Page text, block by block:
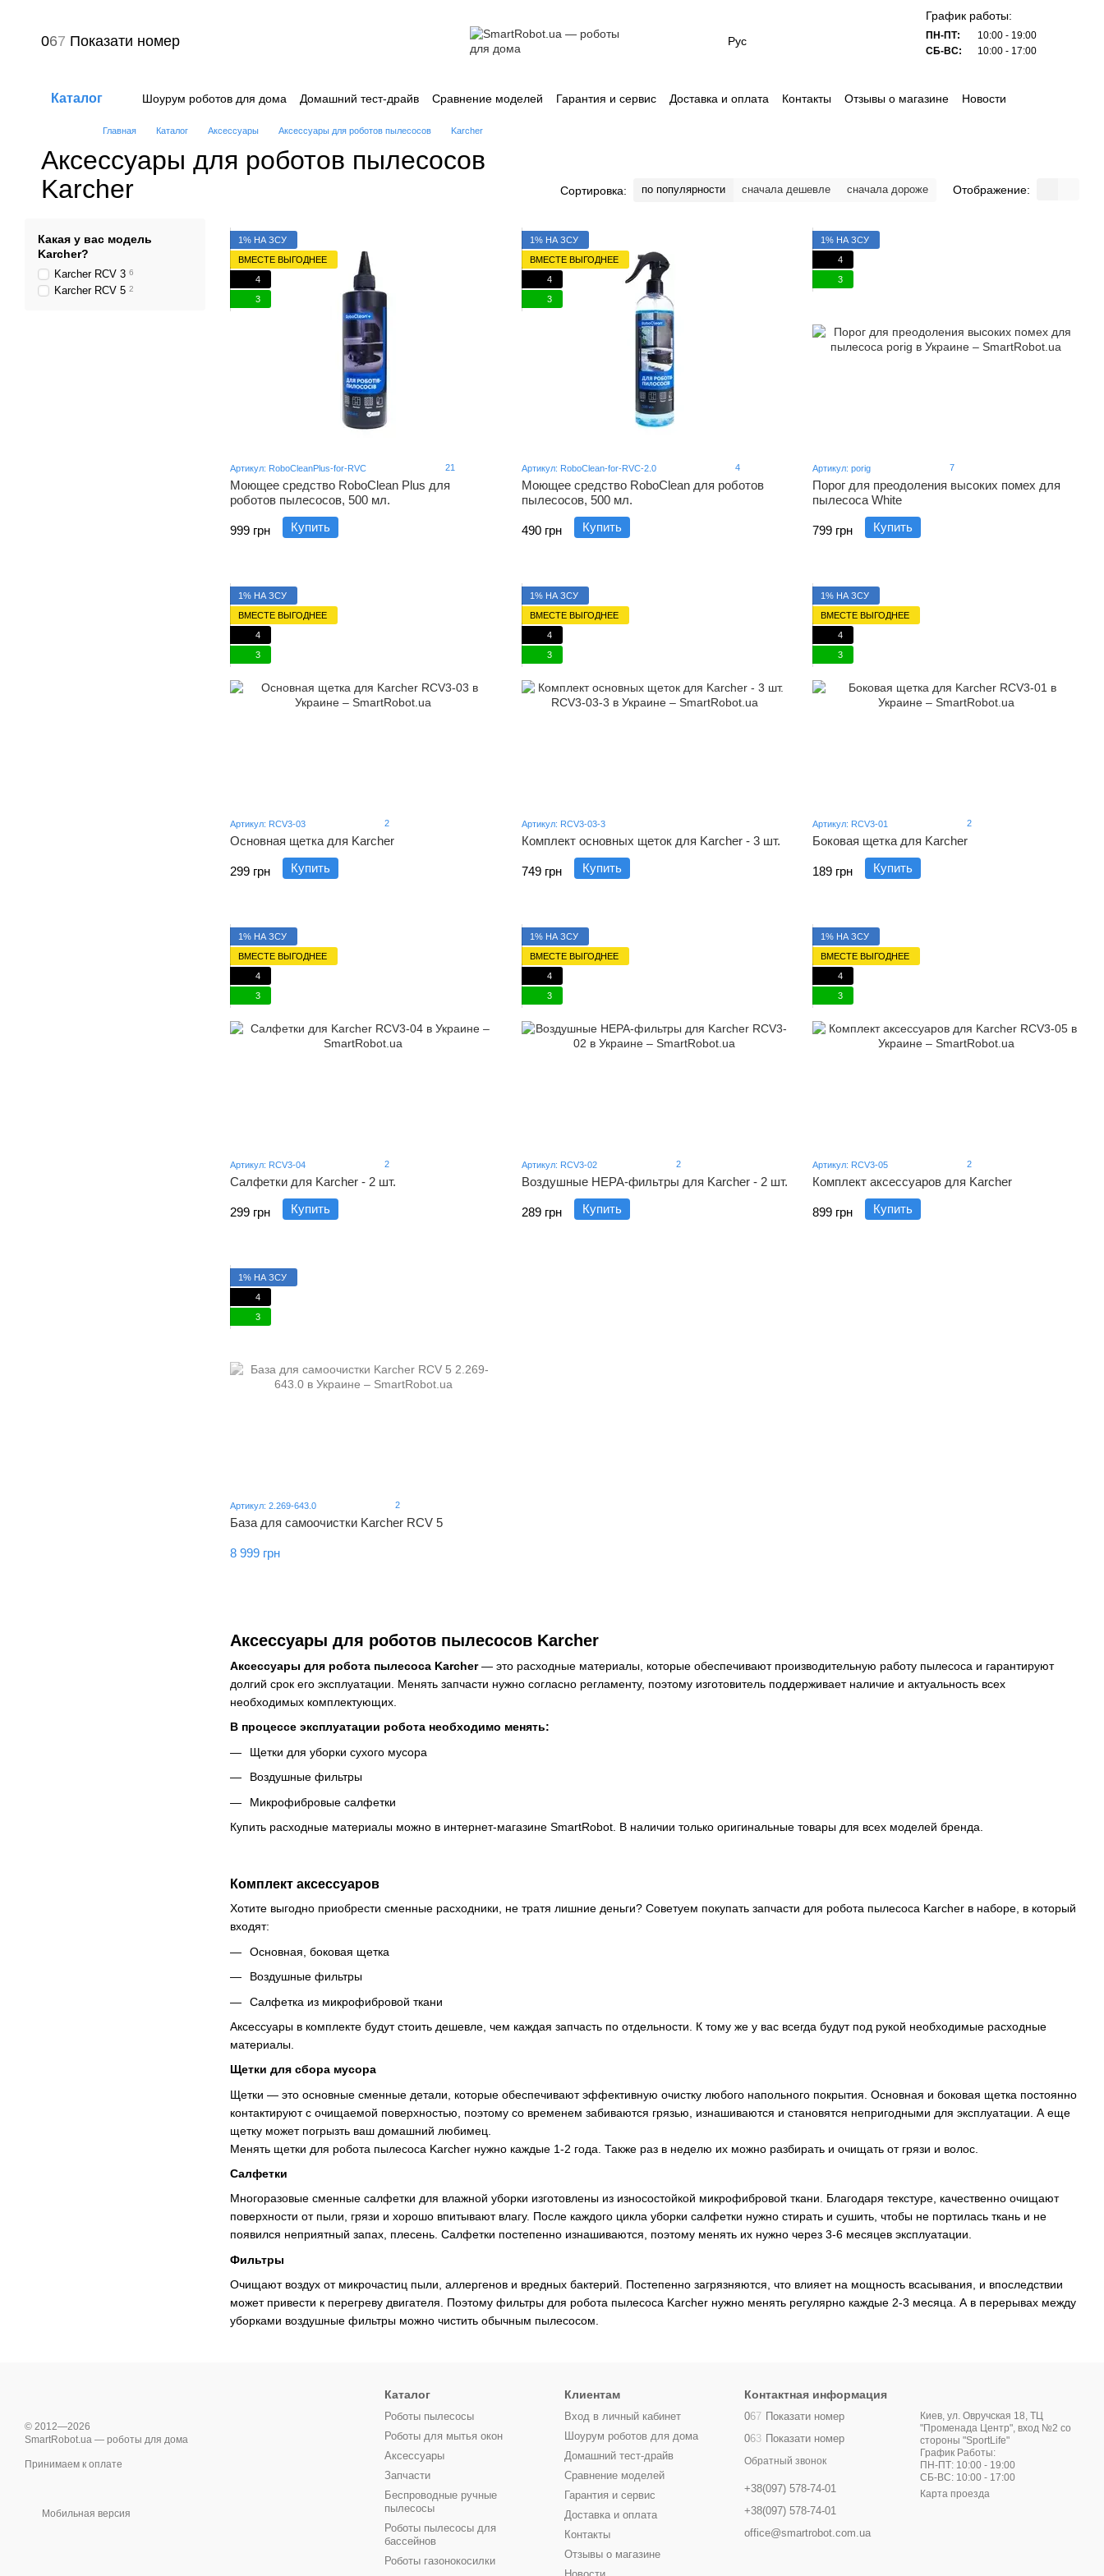
067 Показати номер Рус
График работы:
ПН-ПТ:
10:00 - 19:00
СБ-ВС:
10:00 - 17:00
Каталог Шоурум роботов для дома Домашний тест-драйв Сравнение моделей Гарантия и сервис Доставка и оплата Контакты Отзывы о магазине
Новости
Главная Каталог Аксессуары Аксессуары для роботов пылесосов Karcher
Аксессуары для роботов пылесосов
Karcher
Сортировка: по популярности сначала дешевле сначала дороже Отображение:
Аксессуары для роботов пылесосов Karcher
Аксессуары для робота пылесоса Karcher— это расходные материалы, которые обеспечивают производительную работу пылесоса и гарантируют
долгий срок его эксплуатации. Менять запчасти нужно согласно регламенту, поэтому изготовитель поддерживает наличие и актуальность всех
необходимых комплектующих.
В процессе эксплуатации робота необходимо менять:
Щетки для уборки сухого мусора
Воздушные фильтры
Микрофибровые салфетки
Купить расходные материалы можно в интернет-магазине SmartRobot. В наличии только оригинальные товары для всех моделей бренда.
Комплект аксессуаров
Хотите выгодно приобрести сменные расходники, не тратя лишние деньги? Советуем покупать запчасти для робота пылесоса Karcher в наборе, в который
входят:
Основная, боковая щетка
Воздушные фильтры
Салфетка из микрофибровой ткани
Аксессуары в комплекте будут стоить дешевле, чем каждая запчасть по отдельности. К тому же у вас всегда будут под рукой необходимые расходные
материалы.
Щетки для сбора мусора
Щетки — это основные сменные детали, которые обеспечивают эффективную очистку любого напольного покрытия. Основная и боковая щетка постоянно
контактируют с очищаемой поверхностью, поэтому со временем забиваются грязью, изнашиваются и становятся непригодными для эксплуатации. А еще
щетку может погрызть ваш домашний любимец.
Менять щетки для робота пылесоса Karcher нужно каждые 1-2 года. Также раз в неделю их можно разбирать и очищать от грязи и волос.
Салфетки
Многоразовые сменные салфетки для влажной уборки изготовлены из износостойкой микрофибровой ткани. Благодаря текстуре, качественно очищают
поверхности от пыли, грязи и хорошо впитывают влагу. После каждого цикла уборки салфетки нужно стирать и сушить, чтобы не портилась ткань и не
появился неприятный запах, плесень. Салфетки постепенно изнашиваются, поэтому менять их нужно через 3-6 месяцев эксплуатации.
Фильтры
Очищают воздух от микрочастиц пыли, аллергенов и вредных бактерий. Постепенно загрязняются, что влияет на мощность всасывания, и впоследствии
может привести к перегреву двигателя. Поэтому фильтры для робота пылесоса Karcher нужно менять регулярно каждые 2-3 месяца. А в перерывах между
уборками воздушные фильтры можно чистить обычным пылесосом.
1% НА ЗСУ
ВМЕСТЕ ВЫГОДНЕЕ
4
3
Артикул: RoboCleanPlus-for-RVC 21
Моющее средство RoboClean Plus для
роботов пылесосов, 500 мл.
999 грн Купить
1% НА ЗСУ
ВМЕСТЕ ВЫГОДНЕЕ
4
3
Артикул: RoboClean-for-RVC-2.0 4
Моющее средство RoboClean для роботов
пылесосов, 500 мл.
490 грн Купить
1% НА ЗСУ
4
3
Артикул: porig 7
Порог для преодоления высоких помех для
пылесоса White
799 грн Купить
1% НА ЗСУ
ВМЕСТЕ ВЫГОДНЕЕ
4
3
Артикул: RCV3-03 2
Основная щетка для Karcher
299 грн Купить
1% НА ЗСУ
ВМЕСТЕ ВЫГОДНЕЕ
4
3
Артикул: RCV3-03-3
Комплект основных щеток для Karcher - 3 шт.
749 грн Купить
1% НА ЗСУ
ВМЕСТЕ ВЫГОДНЕЕ
4
3
Артикул: RCV3-01 2
Боковая щетка для Karcher
189 грн Купить
1% НА ЗСУ
ВМЕСТЕ ВЫГОДНЕЕ
4
3
Артикул: RCV3-04 2
Салфетки для Karcher - 2 шт.
299 грн Купить
1% НА ЗСУ
ВМЕСТЕ ВЫГОДНЕЕ
4
3
Артикул: RCV3-02 2
Воздушные HEPA-фильтры для Karcher - 2 шт.
289 грн Купить
1% НА ЗСУ
ВМЕСТЕ ВЫГОДНЕЕ
4
3
Артикул: RCV3-05 2
Комплект аксессуаров для Karcher
899 грн Купить
1% НА ЗСУ
4
3
Артикул: 2.269-643.0 2
База для самоочистки Karcher RCV 5
8 999 грн
Какая у вас модель
Karcher?
Karcher RCV 3 6
Karcher RCV 5 2
© 2012—2026
SmartRobot.ua — роботы для дома
Принимаем к оплате
Мобильная версия
Каталог
Роботы пылесосы
Роботы для мытья окон
Аксессуары
Запчасти
Беспроводные ручные
пылесосы
Роботы пылесосы для
бассейнов
Роботы газонокосилки
Клиентам
Вход в личный кабинет
Шоурум роботов для дома
Домашний тест-драйв
Сравнение моделей
Гарантия и сервис
Доставка и оплата
Контакты
Отзывы о магазине
Контактная информация
067 Показати номер
063 Показати номер
Обратный звонок
+38(097) 578-74-01
+38(097) 578-74-01
office@smartrobot.com.ua
Киев, ул. Овручская 18, ТЦ
"Променада Центр", вход №2 со
стороны "SportLife"
График Работы:
ПН-ПТ: 10:00 - 19:00
СБ-ВС: 10:00 - 17:00
Карта проезда